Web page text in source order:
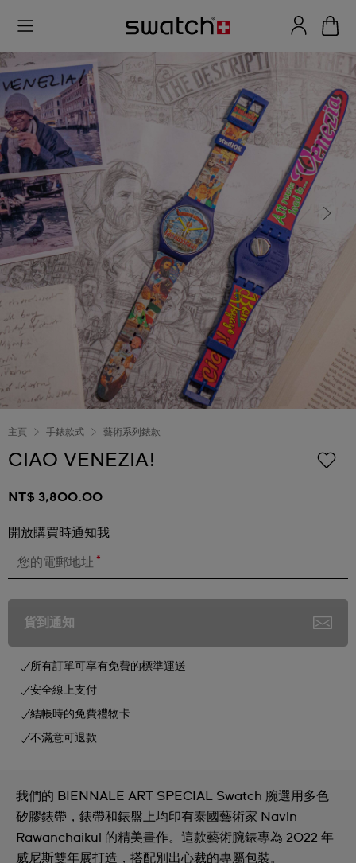
主頁 手錶款式 藝術系列錶款
CIAO VENEZIA!
NT$ 3,800.00
開放購買時通知我
您的電郵地址 *
貨到通知
所有訂單可享有免費的標準運送
安全線上支付
結帳時的免費禮物卡
不滿意可退款
我們的 BIENNALE ART SPECIAL Swatch 腕選用多色
矽膠錶帶，錶帶和錶盤上均印有泰國藝術家 Navin
Rawanchaikul 的精美畫作。這款藝術腕錶專為 2022 年
威尼斯雙年展打造，搭配別出心裁的專屬包裝。